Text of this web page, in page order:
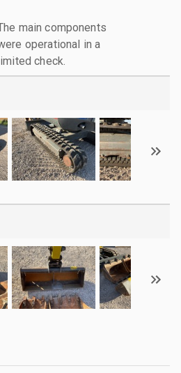
main components
operational in a
check.